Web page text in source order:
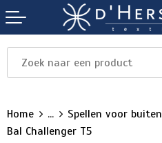
Home ... Spellen voor buiten
Bal Challenger T5